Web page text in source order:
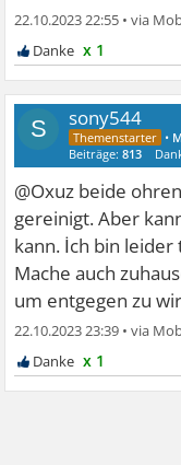
22.10.2023 22:55 •
x 1
S sony544
•
Beiträge:813
@Oxuz beide
gereinigt. Aber
kann. İch bin
Mache auch
um entgegen zu
22.10.2023 23:39 •
x 1